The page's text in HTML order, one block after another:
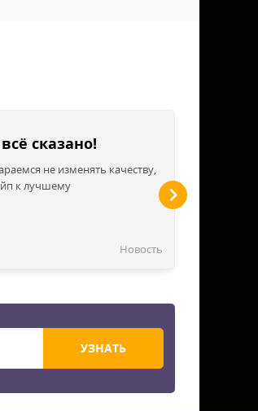
сказано!
не изменять качеству,
к лучшему
Новость
УЗНАТЬ